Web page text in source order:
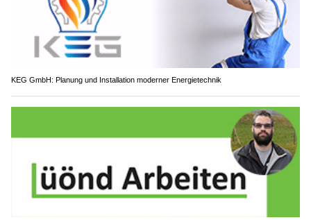
KEG GmbH: Planung und Installation moderner Energietechnik